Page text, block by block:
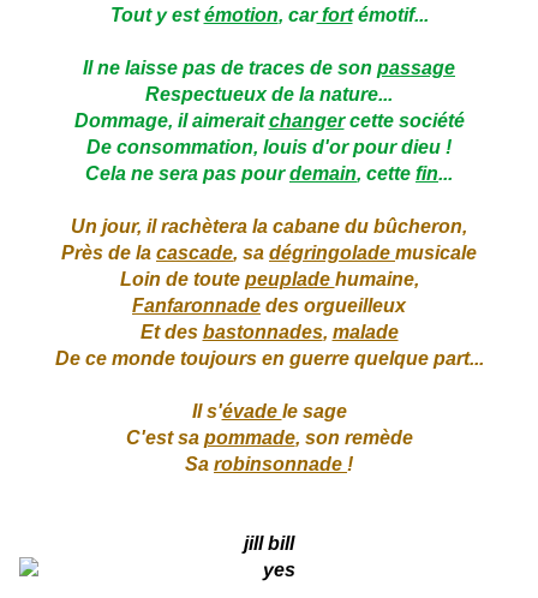
Tout y estémotion, carfortémotif...
Il ne laisse pas de traces de son passage
Respectueux de la nature...
Dommage, il aimeraitchangercette société
De consommation, louis d'or pour dieu !
Cela ne sera pas pourdemain, cette fin...
Un jour, il rachètera la cabane du bûcheron,
Près de la cascade, sa dégringolade musicale
Loin de toute peuplade humaine,
Fanfaronnade des orgueilleux
Et des bastonnades, malade
De ce monde toujours en guerre quelque part...
Il s'évade le sage
C'est sa pommade, son remède
Sa robinsonnade !
jill bill